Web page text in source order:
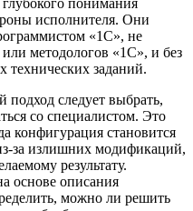
исполнителя. Они
«1С», не
методологов «1С», и без
технических заданий.
подход следует выбрать,
со специалистом. Это
конфигурация становится
за излишних модификаций,
результату.
основе описания
можно ли решить